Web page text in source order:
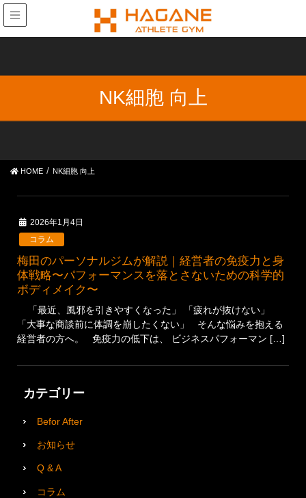
NK細胞 向上
HOME NK細胞 向上
2026年1月4日
コラム
梅田のパーソナルジムが解説｜経営者の免疫力と身
体戦略〜パフォーマンスを落とさないための科学的
ボディメイク〜
「最近、風邪を引きやすくなった」 「疲れが抜けない」
「大事な商談前に体調を崩したくない」 そんな悩みを抱える
経営者の方へ。 免疫力の低下は、 ビジネスパフォーマン […]
カテゴリー
Befor After
お知らせ
Q & A
コラム